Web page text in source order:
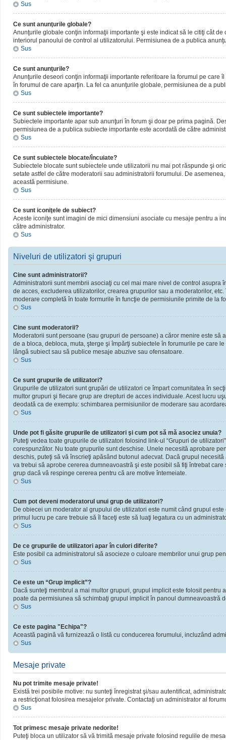
Sus
Ce sunt anunţurile globale?
Anunţurile globale conţin informaţii importante şi este indicat să le citiţi cât
interiorul panoului de control al utilizatorului. Permisiunea de a publica
Sus
Ce sunt anunţurile?
Anunţurile deseori conţin informaţii importante referitoare la forumul pe care
în forumul de care aparţin. La fel ca anunţurile globale, permisiunea de a
Sus
Ce sunt subiectele importante?
Subiectele importante apar sub anunţuri în forum şi doar pe prima pagină.
permisiunea de a publica subiecte importante este acordată de către
Sus
Ce sunt subiectele blocate/încuiate?
Subiectele blocate sunt subiectele unde utilizatorii nu mai pot răspunde şi
setate astfel de către moderatorii sau administratorii forumului. De
această permisiune.
Sus
Ce sunt iconiţele de subiect?
Aceste iconiţe sunt imagini de mici dimensiuni asociate cu mesaje pentru a
către administrator.
Sus
Niveluri de utilizatori şi grupuri
Cine sunt administratorii?
Administratorii sunt membrii asociaţi cu cel mai mare nivel de control
de acces, excluderea utilizatorilor, crearea grupurilor sau a moderatorilor,
moderare completă în toate formurile în funcţie de permisiunile primite de la
Sus
Cine sunt moderatorii?
Moderatorii sunt persoane (sau grupuri de persoane) a căror menire este
de a bloca, debloca, muta, şterge şi împărţi subiectele în forumurile pe care
lângă subiect sau să publice mesaje abuzive sau ofensatoare.
Sus
Ce sunt grupurile de utilizatori?
Grupurile de utilizatori sunt grupări de utilizatori ce împart comunitatea în
multor grupuri şi fiecare grup are drepturi de acces individuale. Acest lucru
deodată ca de exemplu: schimbarea permisiunilor de moderare sau
Sus
Unde pot fi găsite grupurile de utilizatori şi cum pot să mă asociez unuia?
Puteţi vedea toate grupurile de utilizatori folosind link-ul “Grupuri de
corespunzător. Nu toate grupurile sunt deschise. Unele necesită aprobare
deschis, puteţi să vă înscrieţi apăsând butonul adecvat. Dacă grupul
va trebui să aprobe cererea dumneavoastră şi este posibil să fiţi întrebat
grup dacă vă respinge cererea pentru că are motive întemeiate.
Sus
Cum pot deveni moderatorul unui grup de utilizatori?
De obiecei un moderator al grupului de utilizatori este numit când grupul
primul lucru pe care trebuie să îl faceţi este să luaţi legatura cu un
Sus
De ce grupurile de utilizatori apar în culori diferite?
Este posibil ca administratorul să asocieze o culoare membrilor unui grup
Sus
Ce este un “Grup implicit”?
Dacă sunteţi membrul a mai multor grupuri, grupul implicit este folosit
poate da permisiunea să schimbaţi grupul implicit în panoul dumneavoastră
Sus
Ce este pagina "Echipa"?
Această pagină vă furnizează o listă cu conducerea forumului, incluzând
Sus
Mesaje private
Nu pot trimite mesaje private!
Există trei posibile motive: nu sunteţi înregistrat şi/sau autentificat,
a restricţionat folosirea mesajelor private. Contactaţi un administrator al
Sus
Tot primesc mesaje private nedorite!
Puteţi bloca un utilizator să vă trimită mesaje private folosind regulile de